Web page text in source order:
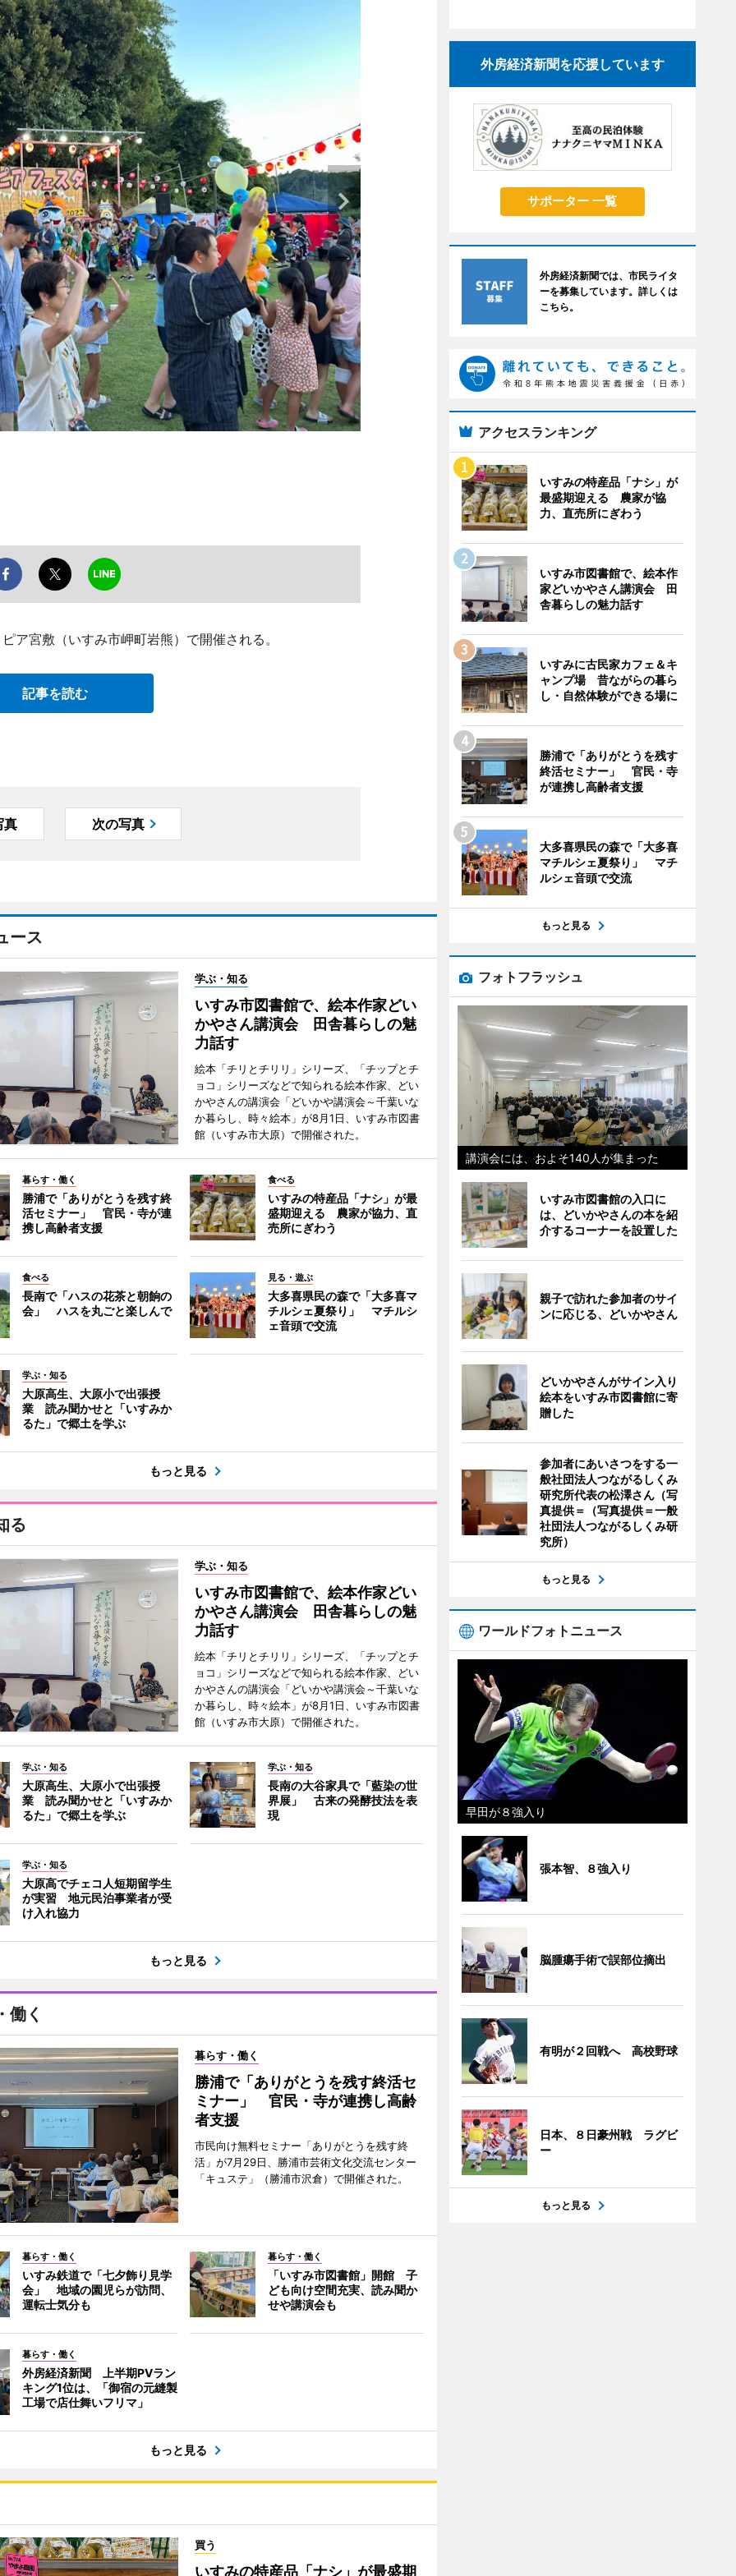
宮敷（いすみ市岬町岩熊）で開催される。
記事を読む
真 次の写真
ース
学ぶ・知る
いすみ市図書館で、絵本作家どい
かやさん講演会 田舎暮らしの魅
力話す
絵本「チリとチリリ」シリーズ、「チップとチ
ョコ」シリーズなどで知られる絵本作家、どい
かやさんの講演会「どいかや講演会～千葉いな
か暮らし、時々絵本」が8月1日、いすみ市図書
館（いすみ市大原）で開催された。
暮らす・働く
勝浦で「ありがとうを残す終
活セミナー」 官民・寺が連
携し高齢者支援
食べる
いすみの特産品「ナシ」が最
盛期迎える 農家が協力、直
売所にぎわう
食べる
長南で「ハスの花茶と朝餉の
会」 ハスを丸ごと楽しんで
見る・遊ぶ
大多喜県民の森で「大多喜マ
チルシェ夏祭り」 マチルシ
ェ音頭で交流
学ぶ・知る
大原高生、大原小で出張授
業 読み聞かせと「いすみか
るた」で郷土を学ぶ
もっと見る
る
学ぶ・知る
いすみ市図書館で、絵本作家どい
かやさん講演会 田舎暮らしの魅
力話す
絵本「チリとチリリ」シリーズ、「チップとチ
ョコ」シリーズなどで知られる絵本作家、どい
かやさんの講演会「どいかや講演会～千葉いな
か暮らし、時々絵本」が8月1日、いすみ市図書
館（いすみ市大原）で開催された。
学ぶ・知る
大原高生、大原小で出張授
業 読み聞かせと「いすみか
るた」で郷土を学ぶ
学ぶ・知る
長南の大谷家具で「藍染の世
界展」 古来の発酵技法を表
現
学ぶ・知る
大原高でチェコ人短期留学生
が実習 地元民泊事業者が受
け入れ協力
もっと見る
働く
暮らす・働く
勝浦で「ありがとうを残す終活セ
ミナー」 官民・寺が連携し高齢
者支援
市民向け無料セミナー「ありがとうを残す終
活」が7月29日、勝浦市芸術文化交流センター
「キュステ」（勝浦市沢倉）で開催された。
暮らす・働く
いすみ鉄道で「七夕飾り見学
会」 地域の園児らが訪問、
運転士気分も
暮らす・働く
「いすみ市図書館」開館 子
ども向け空間充実、読み聞か
せや講演会も
暮らす・働く
外房経済新聞 上半期PVラン
キング1位は、「御宿の元縫製
工場で店仕舞いフリマ」
もっと見る
買う
いすみの特産品「ナシ」が最盛期
外房経済新聞を応援しています
サポーター 一覧
外房経済新聞では、市民ライタ
ーを募集しています。詳しくは
こちら。
アクセスランキング
いすみの特産品「ナシ」が
最盛期迎える 農家が協
力、直売所にぎわう
いすみ市図書館で、絵本作
家どいかやさん講演会 田
舎暮らしの魅力話す
いすみに古民家カフェ＆キ
ャンプ場 昔ながらの暮ら
し・自然体験ができる場に
勝浦で「ありがとうを残す
終活セミナー」 官民・寺
が連携し高齢者支援
大多喜県民の森で「大多喜
マチルシェ夏祭り」 マチ
ルシェ音頭で交流
もっと見る
フォトフラッシュ
講演会には、およそ140人が集まった
いすみ市図書館の入口に
は、どいかやさんの本を紹
介するコーナーを設置した
親子で訪れた参加者のサイ
ンに応じる、どいかやさん
どいかやさんがサイン入り
絵本をいすみ市図書館に寄
贈した
参加者にあいさつをする一
般社団法人つながるしくみ
研究所代表の松澤さん（写
真提供＝（写真提供＝一般
社団法人つながるしくみ研
究所）
もっと見る
ワールドフォトニュース
早田が８強入り
張本智、８強入り
脳腫瘍手術で誤部位摘出
有明が２回戦へ 高校野球
日本、８日豪州戦 ラグビ
ー
もっと見る